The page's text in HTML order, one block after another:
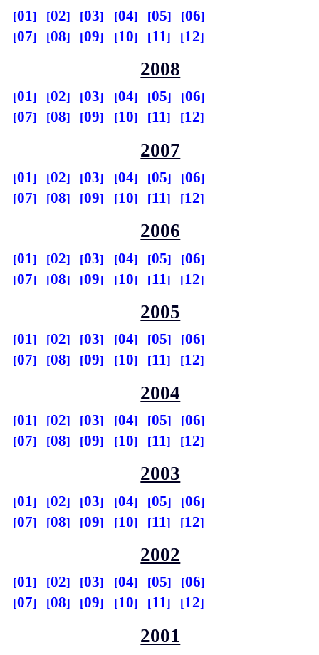
01 02 03 04 05
06
07
08 09 10 11 12
2008
01 02 03 04 05
06
07
08 09 10 11 12
2007
01 02 03 04 05
06
07
08 09 10 11 12
2006
01 02 03 04 05
06
07
08 09 10 11 12
2005
01 02 03 04 05
06
07
08 09 10 11 12
2004
01 02 03 04 05
06
07
08 09 10 11 12
2003
01 02 03 04 05
06
07
08 09 10 11 12
2002
01 02 03 04 05
06
07
08 09 10 11 12
2001